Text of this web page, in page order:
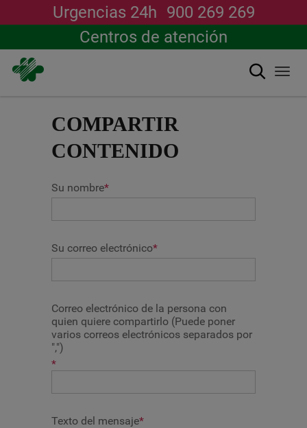
Urgencias 24h 900 269 269
Centros de atención
Buscar
COMPARTIR
CONTENIDO
Su nombre*
Su correo electrónico*
Correo electrónico de la persona con
quien quiere compartirlo (Puede poner
varios correos electrónicos separados por
",")
*
Texto del mensaje*